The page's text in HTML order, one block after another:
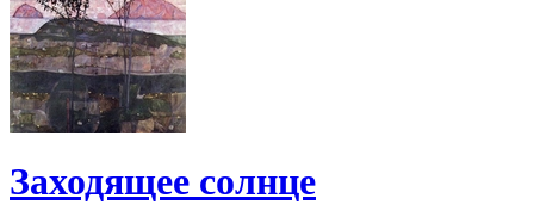
Заходящее солнце